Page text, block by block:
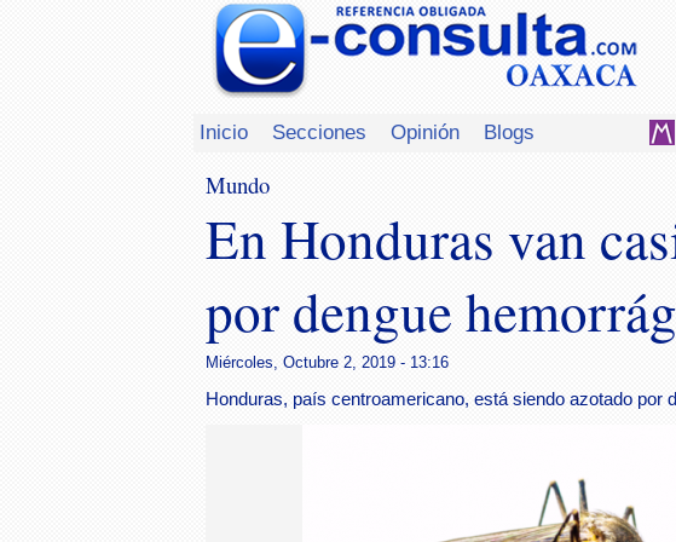
Inicio Secciones Opinión Blogs
Mundo
En Honduras van
por dengue
Miércoles, Octubre 2, 2019 - 13:16
Honduras, país centroamericano, está siendo azotado por